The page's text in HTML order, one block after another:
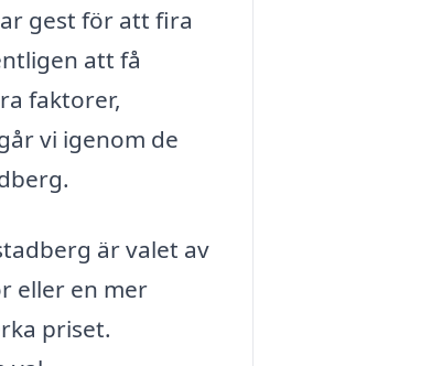
gest för att fira
att få
faktorer,
vi igenom de
är valet av
eller en mer
priset.